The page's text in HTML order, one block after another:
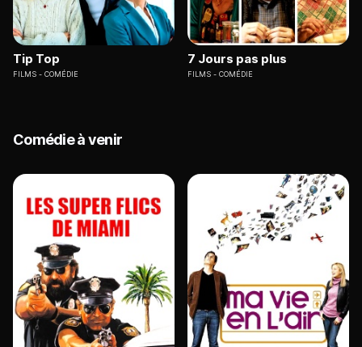
Tip Top
FILMS COMÉDIE
7 Jours pas plus
FILMS COMÉDIE
Comédie à venir